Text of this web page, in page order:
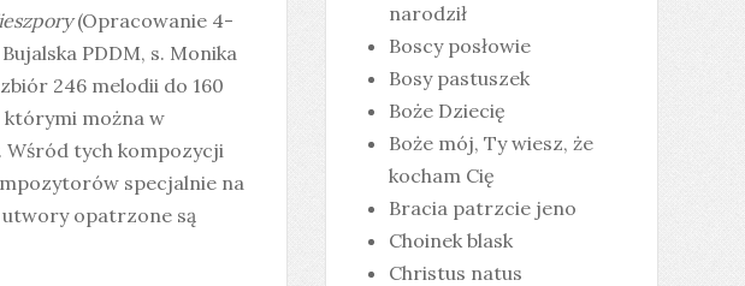
(Opracowanie 4-
PDDM, s. Monika
246 melodii do 160
można w
tych kompozycji
specjalnie na
opatrzone są
narodził
Boscy posłowie
Bosy pastuszek
Boże Dziecię
Boże mój, Ty wiesz, że
kocham Cię
Bracia patrzcie jeno
Choinek blask
Christus natus